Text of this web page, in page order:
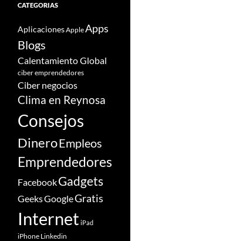
CATEGORIAS
Aplicaciones AppleApps
Blogs
Calentamiento Global
ciber emprendedores
Ciber negocios
Clima en Reynosa
Consejos
DineroEmpleos
Emprendedores
FacebookGadgets
GeeksGoogleGratis
Internet iPad
iPhone Linkedin